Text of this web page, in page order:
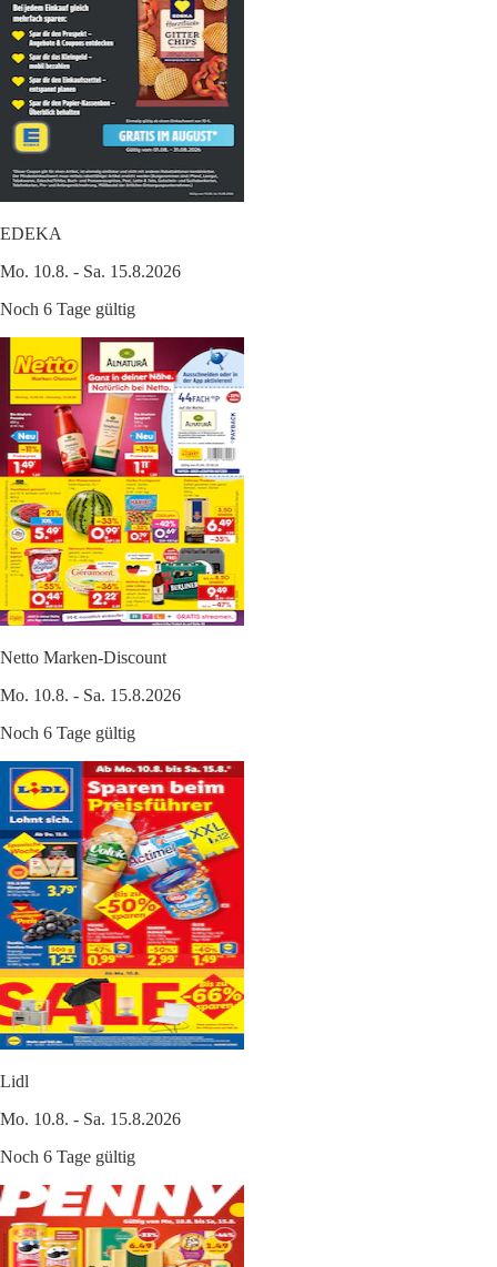
EDEKA
Mo. 10.8. - Sa. 15.8.2026
Noch 6 Tage gültig
Netto Marken-Discount
Mo. 10.8. - Sa. 15.8.2026
Noch 6 Tage gültig
Lidl
Mo. 10.8. - Sa. 15.8.2026
Noch 6 Tage gültig